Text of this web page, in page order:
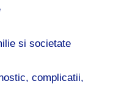
si societate
complicatii,